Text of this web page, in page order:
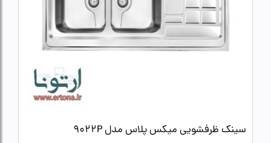
سینک ظرفشویی میکس پلاس مدل 9022P